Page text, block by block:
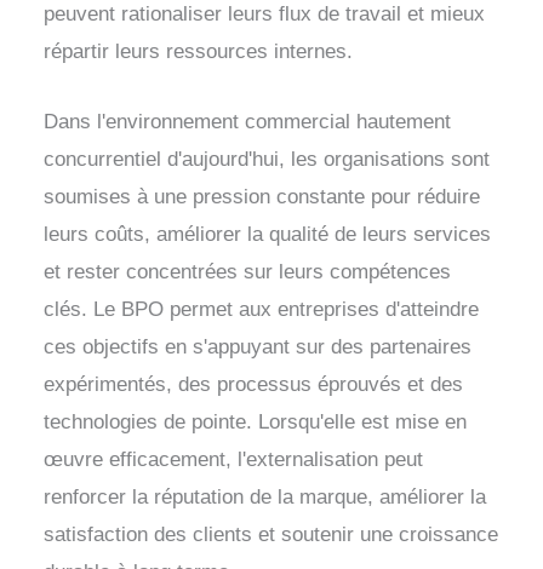
peuvent rationaliser leurs flux de travail et mieux
répartir leurs ressources internes.
Dans l'environnement commercial hautement
concurrentiel d'aujourd'hui, les organisations sont
soumises à une pression constante pour réduire
leurs coûts, améliorer la qualité de leurs services
et rester concentrées sur leurs compétences
clés. Le BPO permet aux entreprises d'atteindre
ces objectifs en s'appuyant sur des partenaires
expérimentés, des processus éprouvés et des
technologies de pointe. Lorsqu'elle est mise en
œuvre efficacement, l'externalisation peut
renforcer la réputation de la marque, améliorer la
satisfaction des clients et soutenir une croissance